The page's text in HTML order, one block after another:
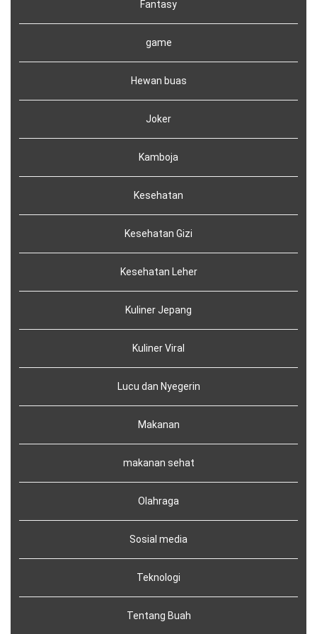
Fantasy
game
Hewan buas
Joker
Kamboja
Kesehatan
Kesehatan Gizi
Kesehatan Leher
Kuliner Jepang
Kuliner Viral
Lucu dan Nyegerin
Makanan
makanan sehat
Olahraga
Sosial media
Teknologi
Tentang Buah